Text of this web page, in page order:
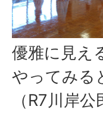
優雅に見え
やってみる
（R7川岸公